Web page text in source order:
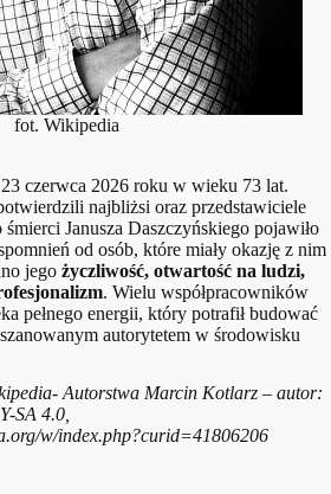
fot. Wikipedia
23 czerwca 2026 roku w wieku 73 lat.
najbliżsi oraz przedstawiciele
Janusza Daszczyńskiego pojawiło
od osób, które miały okazję z nim
jego życzliwość, otwartość na ludzi,
. Wielu współpracowników
pełnego energii, który potrafił budować
autorytetem w środowisku
Autorstwa Marcin Kotlarz – autor:
SA 4.0,
w/index.php?curid=41806206